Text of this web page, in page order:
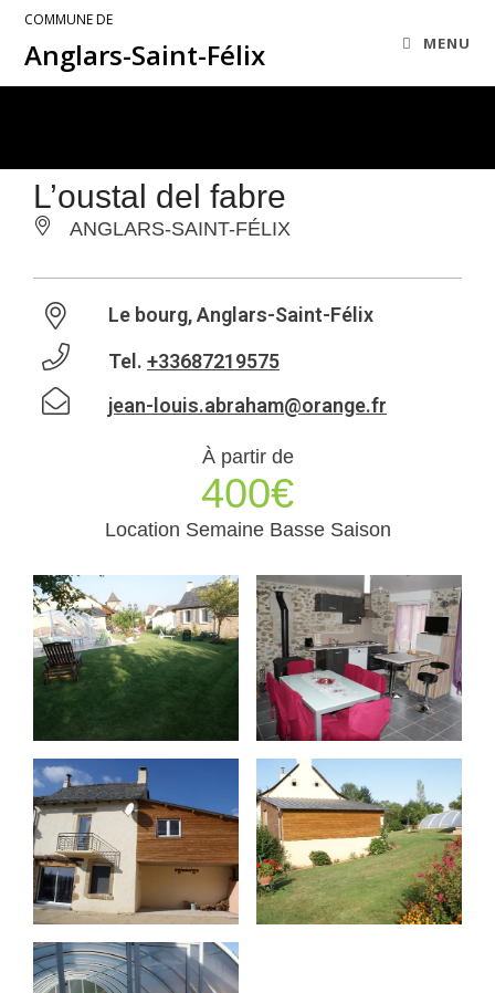
COMMUNE DE
Anglars-Saint-Félix MENU
L’oustal del fabre
ANGLARS-SAINT-FÉLIX
Le bourg, Anglars-Saint-Félix
Tel. +33687219575
jean-louis.abraham@orange.fr
À partir de
400€
Location Semaine Basse Saison